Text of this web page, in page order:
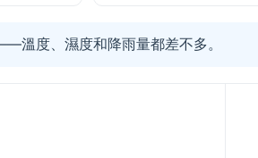
溫度、濕度和降雨量都差不多。